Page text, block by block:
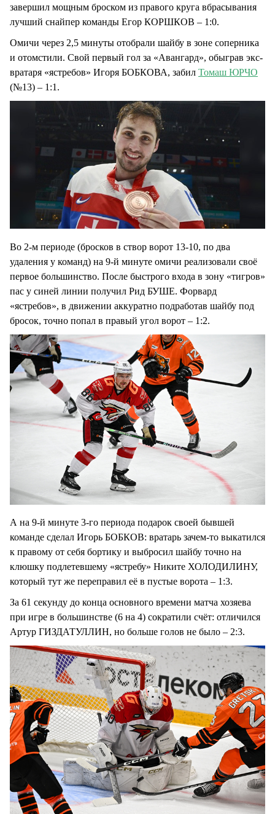
завершил мощным броском из правого круга вбрасывания
лучший снайпер команды Егор КОРШКОВ – 1:0.
Омичи через 2,5 минуты отобрали шайбу в зоне соперника
и отомстили. Свой первый гол за «Авангард», обыграв экс-
вратаря «ястребов» Игоря БОБКОВА, забил Томаш ЮРЧО
(№13) – 1:1.
Во 2-м периоде (бросков в створ ворот 13-10, по два
удаления у команд) на 9-й минуте омичи реализовали своё
первое большинство. После быстрого входа в зону «тигров»
пас у синей линии получил Рид БУШЕ. Форвард
«ястребов», в движении аккуратно подработав шайбу под
бросок, точно попал в правый угол ворот – 1:2.
А на 9-й минуте 3-го периода подарок своей бывшей
команде сделал Игорь БОБКОВ: вратарь зачем-то выкатился
к правому от себя бортику и выбросил шайбу точно на
клюшку подлетевшему «ястребу» Никите ХОЛОДИЛИНУ,
который тут же переправил её в пустые ворота – 1:3.
За 61 секунду до конца основного времени матча хозяева
при игре в большинстве (6 на 4) сократили счёт: отличился
Артур ГИЗДАТУЛЛИН, но больше голов не было – 2:3.